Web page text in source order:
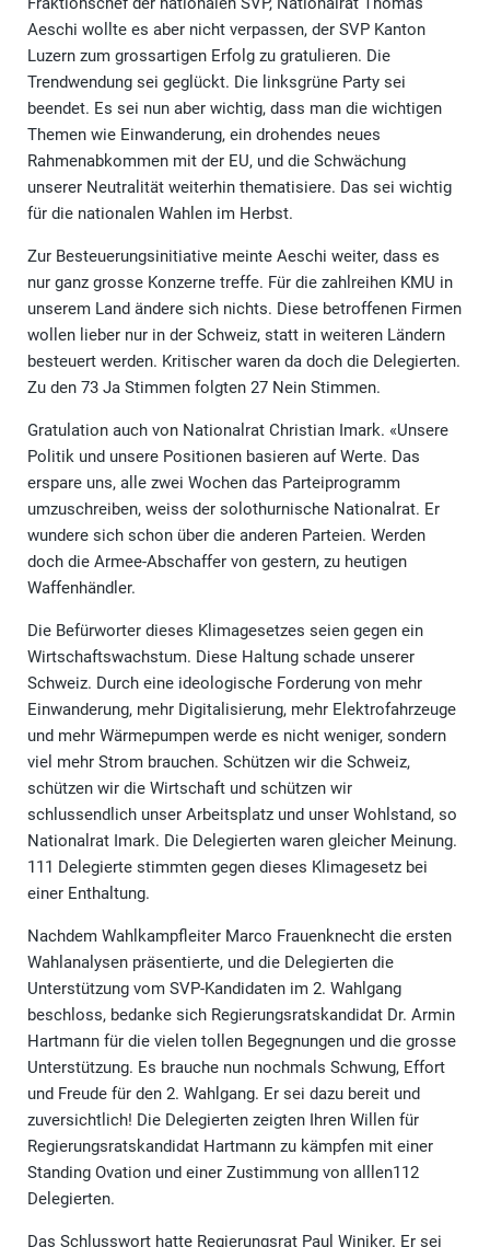
Aeschi wollte es aber nicht verpassen, der SVP Kanton
Luzern zum grossartigen Erfolg zu gratulieren. Die
Trendwendung sei geglückt. Die linksgrüne Party sei
beendet. Es sei nun aber wichtig, dass man die wichtigen
Themen wie Einwanderung, ein drohendes neues
Rahmenabkommen mit der EU, und die Schwächung
unserer Neutralität weiterhin thematisiere. Das sei wichtig
für die nationalen Wahlen im Herbst.
Zur Besteuerungsinitiative meinte Aeschi weiter, dass es
nur ganz grosse Konzerne treffe. Für die zahlreihen KMU in
unserem Land ändere sich nichts. Diese betroffenen Firmen
wollen lieber nur in der Schweiz, statt in weiteren Ländern
besteuert werden. Kritischer waren da doch die Delegierten.
Zu den 73 Ja Stimmen folgten 27 Nein Stimmen.
Gratulation auch von Nationalrat Christian Imark. «Unsere
Politik und unsere Positionen basieren auf Werte. Das
erspare uns, alle zwei Wochen das Parteiprogramm
umzuschreiben, weiss der solothurnische Nationalrat. Er
wundere sich schon über die anderen Parteien. Werden
doch die Armee-Abschaffer von gestern, zu heutigen
Waffenhändler.
Die Befürworter dieses Klimagesetzes seien gegen ein
Wirtschaftswachstum. Diese Haltung schade unserer
Schweiz. Durch eine ideologische Forderung von mehr
Einwanderung, mehr Digitalisierung, mehr Elektrofahrzeuge
und mehr Wärmepumpen werde es nicht weniger, sondern
viel mehr Strom brauchen. Schützen wir die Schweiz,
schützen wir die Wirtschaft und schützen wir
schlussendlich unser Arbeitsplatz und unser Wohlstand, so
Nationalrat Imark. Die Delegierten waren gleicher Meinung.
111 Delegierte stimmten gegen dieses Klimagesetz bei
einer Enthaltung.
Nachdem Wahlkampfleiter Marco Frauenknecht die ersten
Wahlanalysen präsentierte, und die Delegierten die
Unterstützung vom SVP-Kandidaten im 2. Wahlgang
beschloss, bedanke sich Regierungsratskandidat Dr. Armin
Hartmann für die vielen tollen Begegnungen und die grosse
Unterstützung. Es brauche nun nochmals Schwung, Effort
und Freude für den 2. Wahlgang. Er sei dazu bereit und
zuversichtlich! Die Delegierten zeigten Ihren Willen für
Regierungsratskandidat Hartmann zu kämpfen mit einer
Standing Ovation und einer Zustimmung von alllen112
Delegierten.
Das Schlusswort hatte Regierungsrat Paul Winiker. Er sei